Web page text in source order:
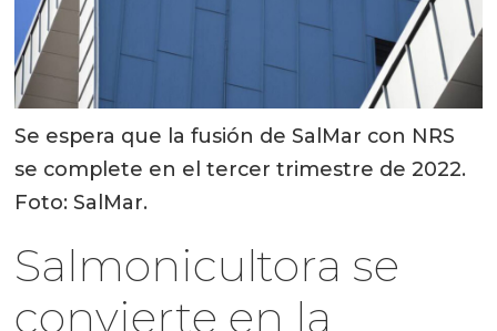
Se espera que la fusión de SalMar con NRS
se complete en el tercer trimestre de 2022.
Foto: SalMar.
Salmonicultora se
convierte en la